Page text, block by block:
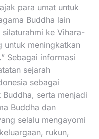
para umat untuk
Buddha lain
ke Vihara-
untuk meningkatkan
Sebagai informasi
sejarah
sebagai
serta menjadi
Buddha dan
selalu mengayomi
rukun,